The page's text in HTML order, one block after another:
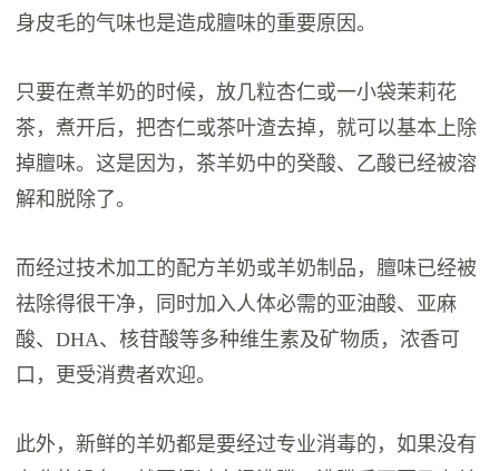
身皮毛的气味也是造成膻味的重要原因。
只要在煮羊奶的时候，放几粒杏仁或一小袋茉莉花
茶，煮开后，把杏仁或茶叶渣去掉，就可以基本上除
掉膻味。这是因为，茶羊奶中的癸酸、乙酸已经被溶
解和脱除了。
而经过技术加工的配方羊奶或羊奶制品，膻味已经被
祛除得很干净，同时加入人体必需的亚油酸、亚麻
酸、DHA、核苷酸等多种维生素及矿物质，浓香可
口，更受消费者欢迎。
此外，新鲜的羊奶都是要经过专业消毒的，如果没有